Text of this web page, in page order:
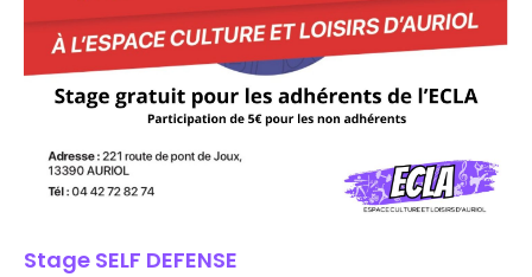
Stage SELF DEFENSE